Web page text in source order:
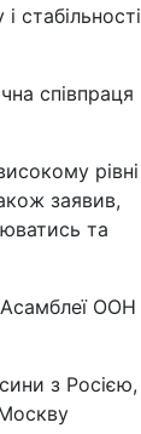
стабільності
співпраця
рівні
заявив,
та
Асамблеї ООН
з Росією,